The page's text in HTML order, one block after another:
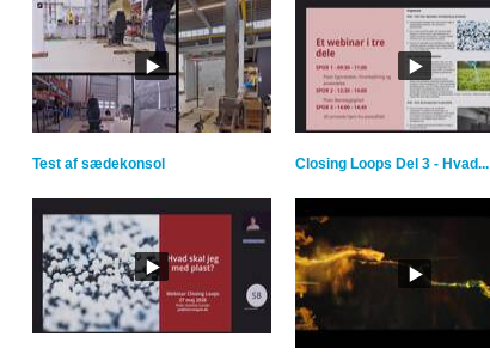
Test af sædekonsol Closing Loops Del 3 - Hvad...